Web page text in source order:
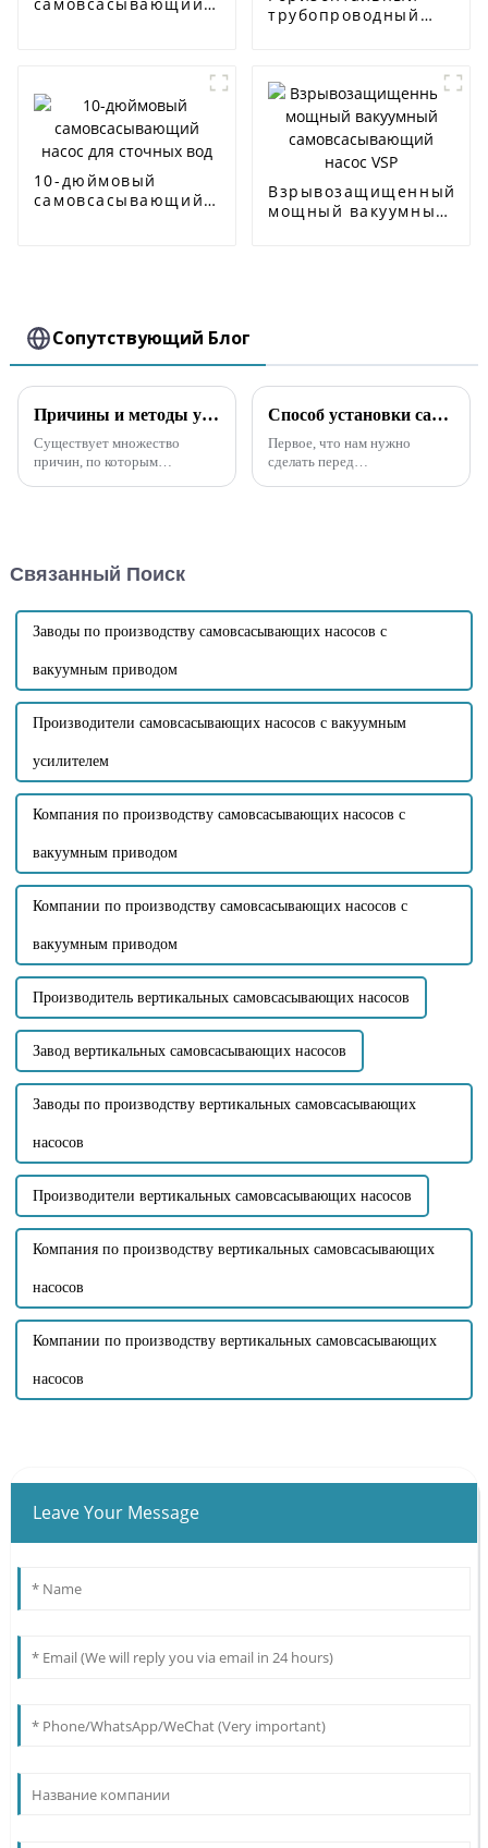
трубопроводный
10-дюймовый
самовсасывающий
Взрывозащищенный
мощный вакуумный
Сопутствующий Блог
Причины и методы устранения неполадок, связанных с тем, что самовсасывающий насос дизельного двигателя не может всасывать воду
Существует множество
причин, по которым
неисправности и пути их
ингаляционном
трубопроводе: Чтобы
ингаляционном
Способ установки самовсасывающего канализационного насоса
Первое, что нам нужно
сделать перед
рассмотрим, как...
Связанный Поиск
Заводы по производству самовсасывающих насосов с
вакуумным приводом
Производители самовсасывающих насосов с вакуумным
усилителем
Компания по производству самовсасывающих насосов с
вакуумным приводом
Компании по производству самовсасывающих насосов с
вакуумным приводом
Производитель вертикальных самовсасывающих насосов
Завод вертикальных самовсасывающих насосов
Заводы по производству вертикальных самовсасывающих
насосов
Производители вертикальных самовсасывающих насосов
Компания по производству вертикальных самовсасывающих
насосов
Компании по производству вертикальных самовсасывающих
насосов
Leave Your Message